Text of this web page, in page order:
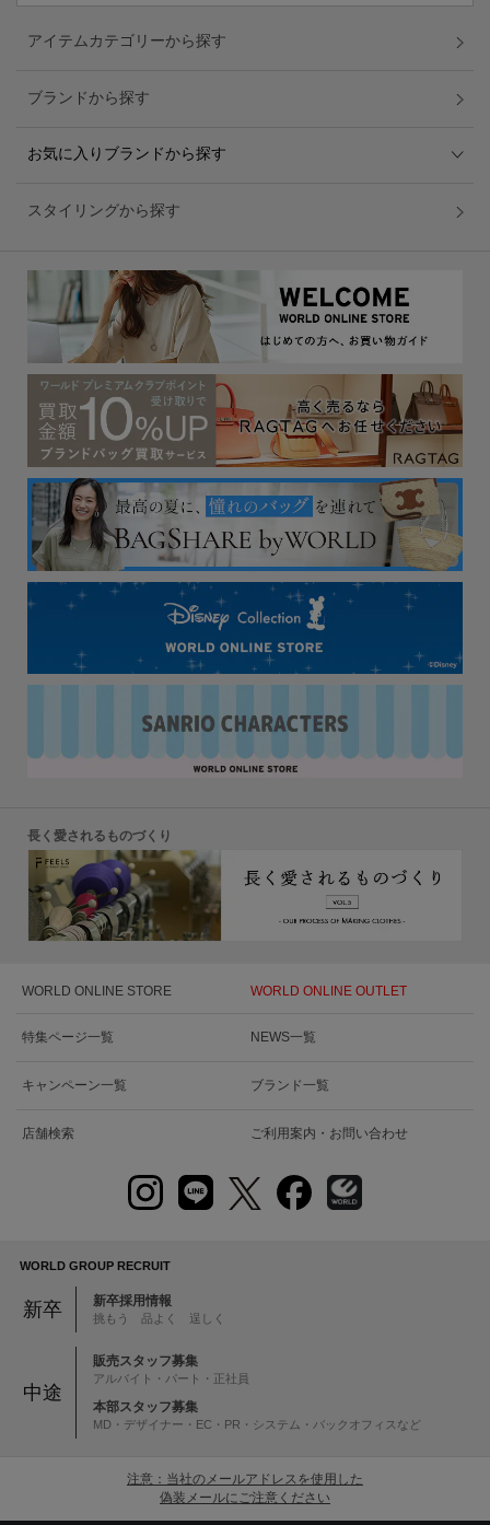
アイテムカテゴリーから探す
ブランドから探す
お気に入りブランドから探す
スタイリングから探す
長く愛されるものづくり
WORLD ONLINE STORE WORLD ONLINE OUTLET
特集ページ一覧 NEWS一覧
キャンペーン一覧 ブランド一覧
店舗検索 ご利用案内・お問い合わせ
WORLD GROUP RECRUIT
新卒 新卒採用情報
挑もう 品よく 逞しく
中途
販売スタッフ募集
アルバイト・パート・正社員
本部スタッフ募集
MD・デザイナー・EC・PR・システム・バックオフィスなど
注意：当社のメールアドレスを使用した
偽装メールにご注意ください